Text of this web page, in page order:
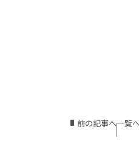
前の記事へ一覧